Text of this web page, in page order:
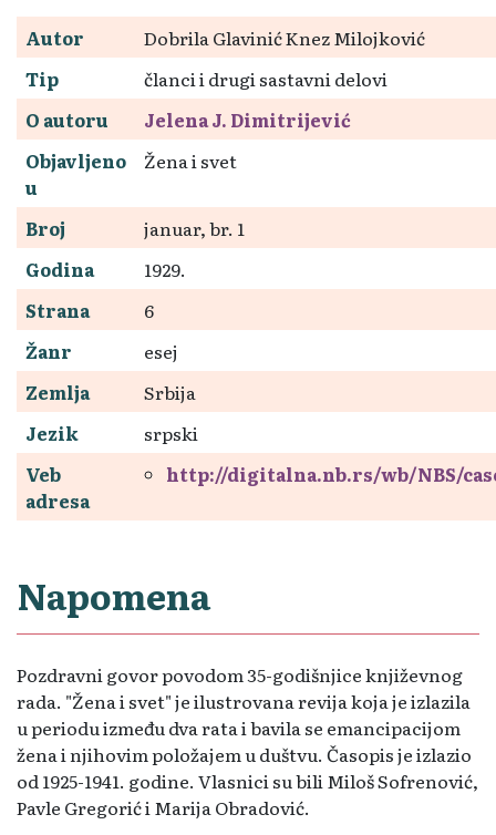
Autor
Dobrila Glavinić Knez Milojković
Tip
članci i drugi sastavni delovi
O autoru
Jelena J. Dimitrijević
Objavljeno
u
Žena i svet
Broj
januar, br. 1
Godina
1929.
Strana
6
Žanr
esej
Zemlja
Srbija
Jezik
srpski
Veb
adresa
http://digitalna.nb.rs/wb/NBS/
Napomena
Pozdravni govor povodom 35-godišnjice književnog
rada. "Žena i svet" je ilustrovana revija koja je izlazila
u periodu između dva rata i bavila se emancipacijom
žena i njihovim položajem u duštvu. Časopis je izlazio
od 1925-1941. godine. Vlasnici su bili Miloš Sofrenović,
Pavle Gregorić i Marija Obradović.